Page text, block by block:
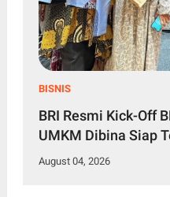
BISNIS
BRI Resmi Kick-Off
UMKM Dibina Siap
August 04, 2026